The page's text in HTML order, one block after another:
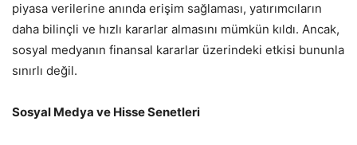
piyasa verilerine anında erişim sağlaması, yatırımcıların
daha bilinçli ve hızlı kararlar almasını mümkün kıldı. Ancak,
sosyal medyanın finansal kararlar üzerindeki etkisi bununla
sınırlı değil.
Sosyal Medya ve Hisse Senetleri